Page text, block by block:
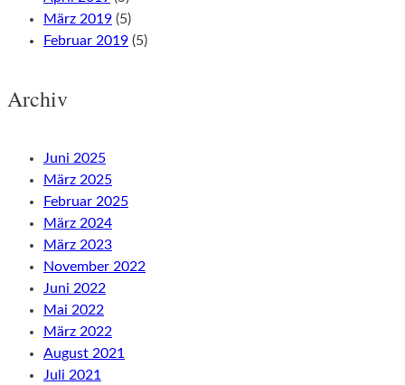
März 2019 (5)
Februar 2019 (5)
Archiv
Juni 2025
März 2025
Februar 2025
März 2024
März 2023
November 2022
Juni 2022
Mai 2022
März 2022
August 2021
Juli 2021